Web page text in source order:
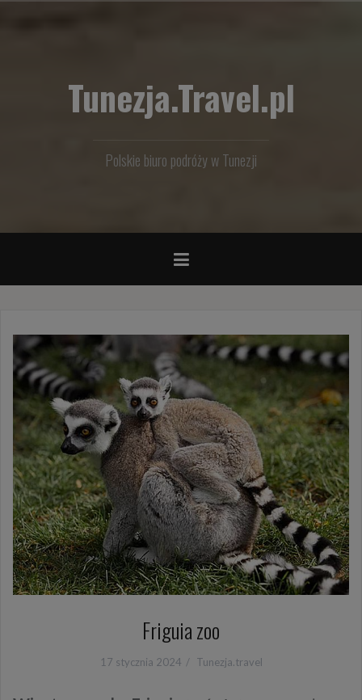
Tunezja.Travel.pl
Polskie biuro podróży w Tunezji
Friguia zoo
17 stycznia 2024 Tunezja.travel